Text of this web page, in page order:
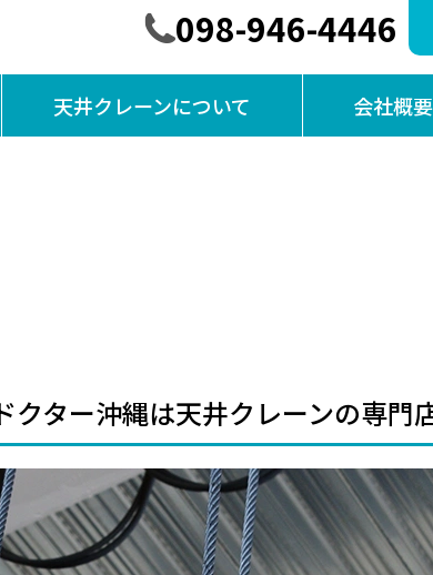
098-946-4446
天井クレーンについて 会社概要
クター沖縄は天井クレーンの専門